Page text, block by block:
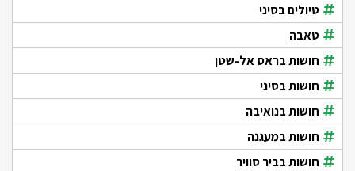
טיולים בסיני
טאבה
חושות בראס אל-שטן
חושות בסיני
חושות בנואיבה
חושות במעגנה
חושות בביר סוויר